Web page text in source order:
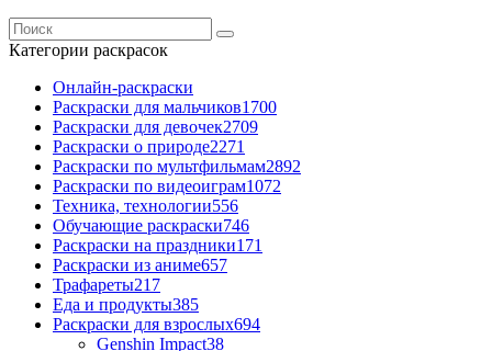
Категории раскрасок
Онлайн-раскраски
Раскраски для мальчиков1700
Раскраски для девочек2709
Раскраски о природе2271
Раскраски по мультфильмам2892
Раскраски по видеоиграм1072
Техника, технологии556
Обучающие раскраски746
Раскраски на праздники171
Раскраски из аниме657
Трафареты217
Еда и продукты385
Раскраски для взрослых694
Genshin Impact38